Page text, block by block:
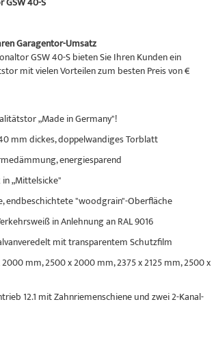
Garagentor-Umsatz
GSW 40-S bieten Sie Ihren Kunden ein
mit vielen Vorteilen zum besten Preis von €
„Made in Germany"!
mm dickes, doppelwandiges Torblatt
energiesparend
„Mittelsicke"
endbeschichtete "woodgrain"-Oberfläche
in Anlehnung an RAL 9016
mit transparentem Schutzfilm
mm, 2500 x 2000 mm, 2375 x 2125 mm, 2500 x
12.1 mit Zahnriemenschiene und zwei 2-Kanal-